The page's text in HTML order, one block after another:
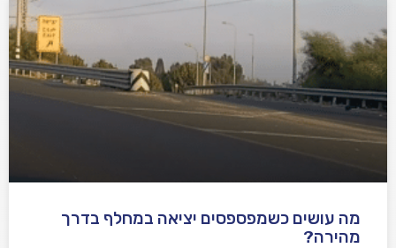
מה עושים כשמפספסים יציאה במחלף בדרך
מהירה?